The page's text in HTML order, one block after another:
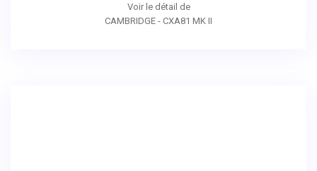
Voir le détail de
CAMBRIDGE - CXA81 MK II